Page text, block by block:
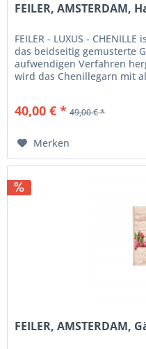
FEILER, AMSTERDAM,
FEILER - LUXUS -
das beidseitig gemusterte
aufwendigen Verfahren
wird das Chenillegarn mit
40,00 € * 49,00 € *
Merken
FEILER, AMSTERDAM,